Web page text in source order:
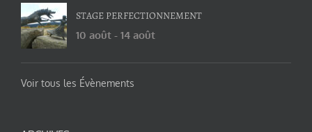
STAGE PERFECTIONNEMENT
10 août - 14 août
Voir tous les Évènements